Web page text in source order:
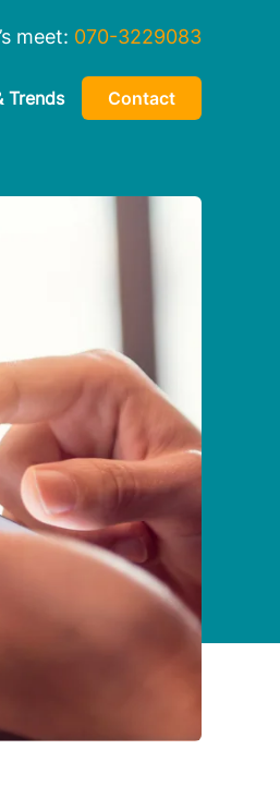
meet: 070-3229083
Trends Contact